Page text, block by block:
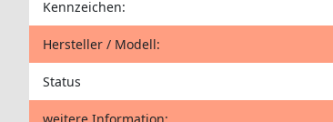
Kennzeichen:
Hersteller / Modell:
Status